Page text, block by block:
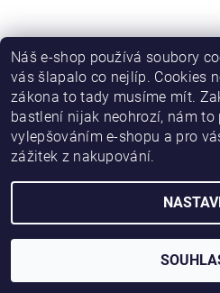
2026 © HWKITCHEN,
Vytvořil
Náš e-shop používá soubory
vás šlapalo co nejlíp. Cookies
zákona to tady musíme mít.
bastlení nijak neohrozí, nám to
vylepšováním e-shopu a pro
zážitek z nakupování.